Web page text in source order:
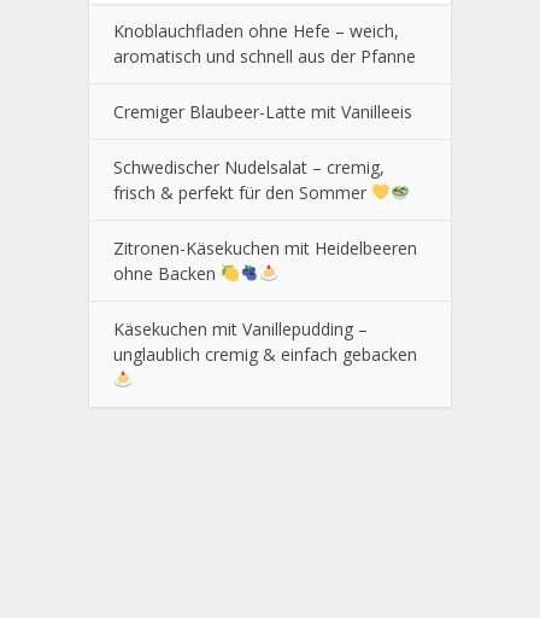
Knoblauchfladen ohne Hefe – weich,
aromatisch und schnell aus der Pfanne
Cremiger Blaubeer-Latte mit Vanilleeis
Schwedischer Nudelsalat – cremig,
frisch & perfekt für den Sommer
Zitronen-Käsekuchen mit Heidelbeeren
ohne Backen
Käsekuchen mit Vanillepudding –
unglaublich cremig & einfach gebacken